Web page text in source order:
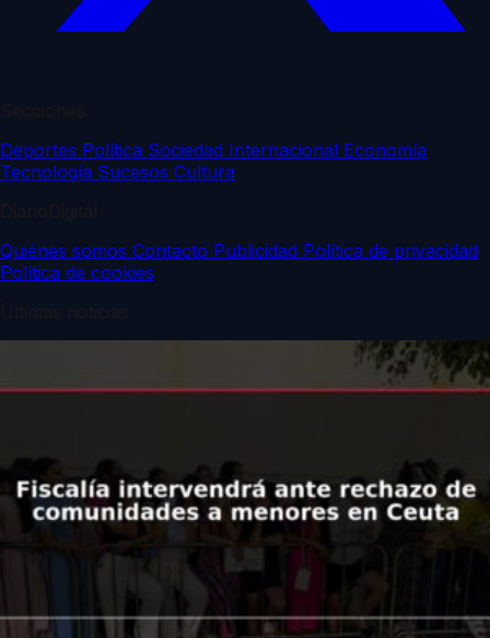
Deportes Política Sociedad Internacional Economía
Tecnología Sucesos Cultura
Quiénes somos Contacto Publicidad Política de privacidad
Política de cookies